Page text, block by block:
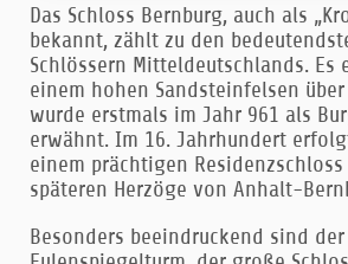
Das Schloss Bernburg, auch als
bekannt, zählt zu den
Schlössern Mitteldeutschlands. Es
einem hohen Sandsteinfelsen über
wurde erstmals im Jahr 961 als
erwähnt. Im 16. Jahrhundert
einem prächtigen
späteren Herzöge von Anhalt-
Besonders beeindruckend sind